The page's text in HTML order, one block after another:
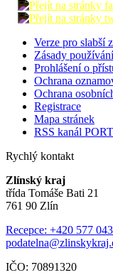
Verze pro slabší
Zásady
Prohlášení o
Ochrana
Ochrana
Registrace
Mapa stránek
RSS kanál
Rychlý kontakt
Zlínský kraj
třída Tomáše Bati 21
761 90 Zlín
Recepce: +420 577 043
IČO: 70891320